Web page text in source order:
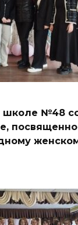
школе №48